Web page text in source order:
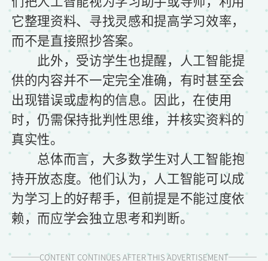
它整理资料、寻找灵感和提高学习效率，
而不是直接照抄答案。
此外，受访学生也提醒，人工智能提
供的内容并不一定完全准确，有时甚至会
出现错误或虚构的信息。因此，在使用
时，仍需保持批判性思维，并核实资料的
真实性。
总体而言，大多数学生对人工智能抱
持开放态度。他们认为，人工智能可以成
为学习上的好帮手，但前提是不能过度依
赖，而应学会独立思考和判断。
CONTENT CONTINUES AFTER THIS ADVERTISEMENT